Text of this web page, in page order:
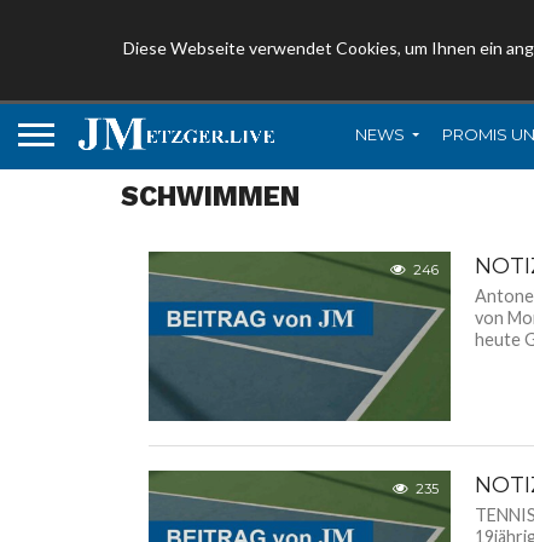
Diese Webseite verwendet Cookies, um Ihnen ein
NEWS PROMIS
SCHWIMMEN
246
von
heute
235